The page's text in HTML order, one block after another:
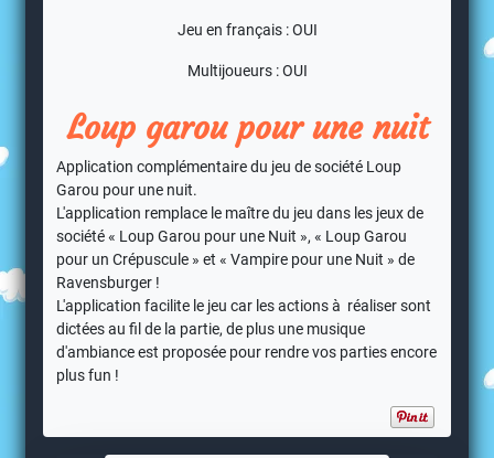
Jeu en français : OUI
Multijoueurs : OUI
Loup garou pour une nuit
Application complémentaire du jeu de société Loup
Garou pour une nuit.
L'application remplace le maître du jeu dans les jeux de
société « Loup Garou pour une Nuit », « Loup Garou
pour un Crépuscule » et « Vampire pour une Nuit » de
Ravensburger !
L'application facilite le jeu car les actions à réaliser sont
dictées au fil de la partie, de plus une musique
d'ambiance est proposée pour rendre vos parties encore
plus fun !